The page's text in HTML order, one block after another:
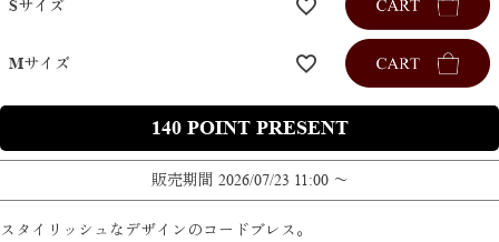
Sサイズ
Mサイズ
140
販売期間 2026/07/23 11:00 〜
スタイリッシュなデザインのコードブレス。